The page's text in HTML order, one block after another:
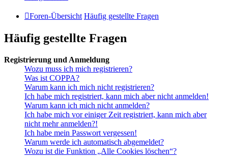
Foren-Übersicht Häufig gestellte Fragen
Häufig gestellte Fragen
Registrierung und Anmeldung
Wozu muss ich mich registrieren?
Was ist COPPA?
Warum kann ich mich nicht registrieren?
Ich habe mich registriert, kann mich aber nicht anmelden!
Warum kann ich mich nicht anmelden?
Ich habe mich vor einiger Zeit registriert, kann mich aber
nicht mehr anmelden?!
Ich habe mein Passwort vergessen!
Warum werde ich automatisch abgemeldet?
Wozu ist die Funktion „Alle Cookies löschen“?